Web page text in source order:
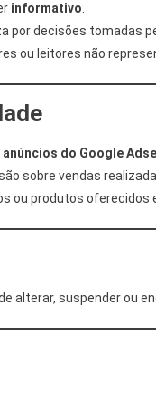
informativo
por decisões tomadas
ou leitores não
anúncios do Google
sobre vendas
ou produtos oferecidos
alterar, suspender ou